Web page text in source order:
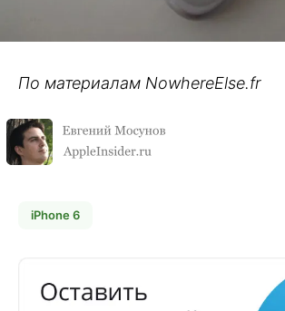
По материалам NowhereElse.fr
iPhone 6